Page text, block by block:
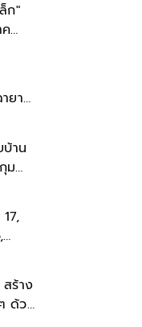
ก"
ยา
งมี
บ้าน
ม
ล
ปค
ย